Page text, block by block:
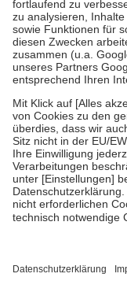
höchstens zehn Euro.
Kosten der Leistung
Diese Regeln gelten
Bei Heilmitteln und
Zuzahlung zehn
Um das Engagement
stärken und die
fallenkeine
• Kindern und
mit Ausnahme der
• Untersuchungen zur
GKV getragen werden
• empfohlenen
Wir nutzen Trusted